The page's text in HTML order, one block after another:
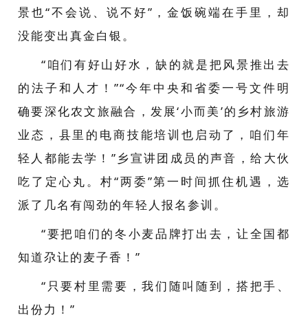
景也“不会说、说不好”，金饭碗端在手里，却
没能变出真金白银。
“咱们有好山好水，缺的就是把风景推出去
的法子和人才！”“今年中央和省委一号文件明
确要深化农文旅融合，发展‘小而美’的乡村旅游
业态，县里的电商技能培训也启动了，咱们年
轻人都能去学！”乡宣讲团成员的声音，给大伙
吃了定心丸。 村“两委”第一时间抓住机遇，选
派了几名有闯劲的年轻人报名参训。
“要把咱们的冬小麦品牌打出去，让全国都
知道尕让的麦子香！”
“只要村里需要，我们随叫随到，搭把手、
出份力！”